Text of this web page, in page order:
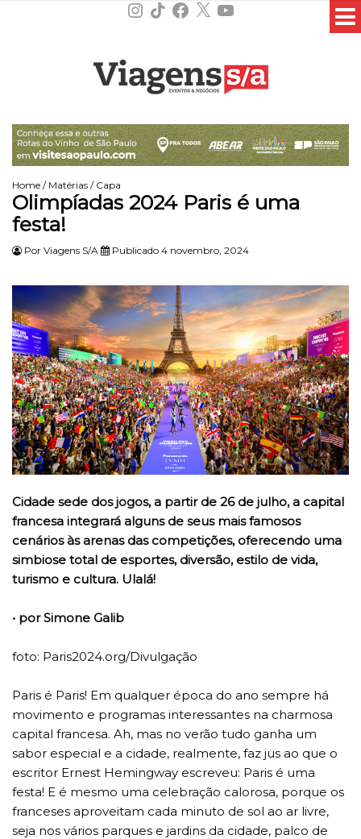
Instagram
TikTokFacebook
X YouTube
Home / Matérias / Capa
Olimpíadas 2024 Paris é uma
festa!
Por Viagens S/A Publicado 4 novembro, 2024
Cidade sede dos jogos, a partir de 26 de julho, a capital
francesa integrará alguns de seus mais famosos
cenários às arenas das competições, oferecendo uma
simbiose total de esportes, diversão, estilo de vida,
turismo e cultura. Ulalá!
• por Simone Galib
foto: Paris2024.org/Divulgação
Paris é Paris! Em qualquer época do ano sempre há
movimento e programas interessantes na charmosa
capital francesa. Ah, mas no verão tudo ganha um
sabor especial e a cidade, realmente, faz jus ao que o
escritor Ernest Hemingway escreveu: Paris é uma
festa! E é mesmo uma celebração calorosa, porque os
franceses aproveitam cada minuto de sol ao ar livre,
seja nos vários parques e jardins da cidade, palco de